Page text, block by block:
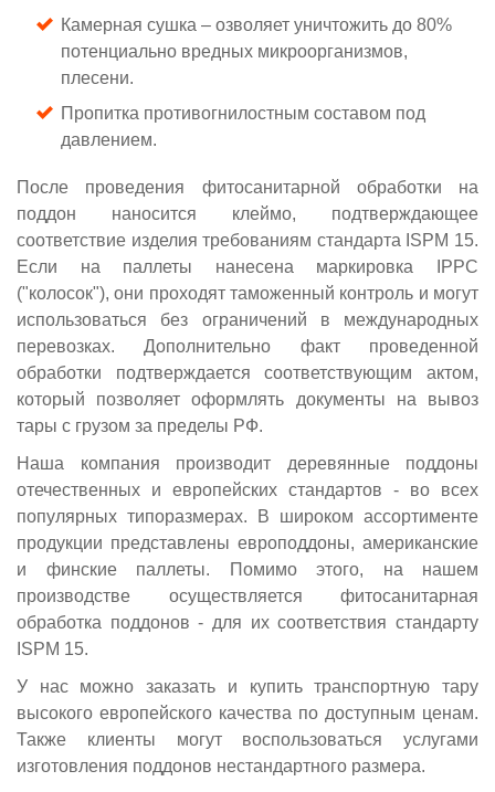
Камерная сушка – озволяет уничтожить до 80%
потенциально вредных микроорганизмов,
плесени.
Пропитка противогнилостным составом под
давлением.
После проведения фитосанитарной обработки на
поддон наносится клеймо, подтверждающее
соответствие изделия требованиям стандарта ISPM 15.
Если на паллеты нанесена маркировка IPPC
("колосок"), они проходят таможенный контроль и могут
использоваться без ограничений в международных
перевозках. Дополнительно факт проведенной
обработки подтверждается соответствующим актом,
который позволяет оформлять документы на вывоз
тары с грузом за пределы РФ.
Наша компания производит деревянные поддоны
отечественных и европейских стандартов - во всех
популярных типоразмерах. В широком ассортименте
продукции представлены европоддоны, американские
и финские паллеты. Помимо этого, на нашем
производстве осуществляется фитосанитарная
обработка поддонов - для их соответствия стандарту
ISPM 15.
У нас можно заказать и купить транспортную тару
высокого европейского качества по доступным ценам.
Также клиенты могут воспользоваться услугами
изготовления поддонов нестандартного размера.